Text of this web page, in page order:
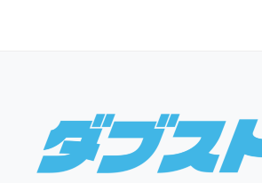
Footer